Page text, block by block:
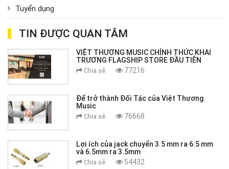
Tuyển dụng
TIN ĐƯỢC QUAN TÂM
VIỆT THƯƠNG MUSIC CHÍNH THỨC KHAI
TRƯƠNG FLAGSHIP STORE ĐẦU TIÊN
Chia sẻ 77216
Để trở thành Đối Tác của Việt Thương
Music
Chia sẻ 76668
Lợi ích của jack chuyển 3.5 mm ra 6.5 mm
và 6.5mm ra 3.5mm
Chia sẻ 54432